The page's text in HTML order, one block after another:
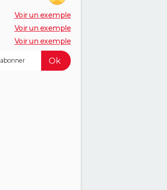
Voir un exemple
Voir un exemple
Voir un exemple